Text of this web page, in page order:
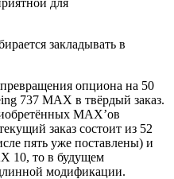
для
закладывать в
опциона на 50
737 MAX в твёрдый заказ.
MAX’ов
заказ состоит из 52
пять уже поставлены) и
10, то в будущем
модификации.